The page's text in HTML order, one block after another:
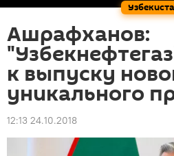
Ашрафханов:
к выпуску
уникального
12:13 24.10.2018